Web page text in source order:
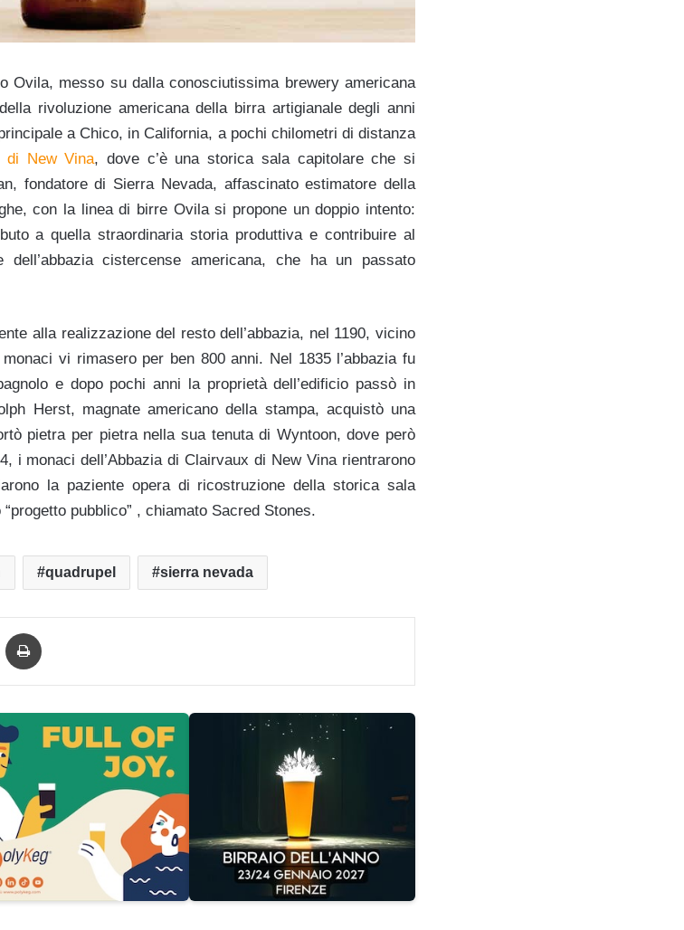
Ovila, messo su dalla conosciutissima brewery americana
rivoluzione americana della birra artigianale degli anni
a Chico, in California, a pochi chilometri di distanza
di New Vina, dove c’è una storica sala capitolare che si
fondatore di Sierra Nevada, affascinato estimatore della
con la linea di birre Ovila si propone un doppio intento:
a quella straordinaria storia produttiva e contribuire al
cistercense americana, che ha un passato
alla realizzazione del resto dell’abbazia, nel 1190, vicino
vi rimasero per ben 800 anni. Nel 1835 l’abbazia fu
e dopo pochi anni la proprietà dell’edificio passò in
Herst, magnate americano della stampa, acquistò una
pietra per pietra nella sua tenuta di Wyntoon, dove però
i monaci dell’Abbazia di Clairvaux di New Vina rientrarono
la paziente opera di ricostruzione della storica sala
pubblico” , chiamato Sacred Stones.
quadrupel sierra nevada
Condividi via mail